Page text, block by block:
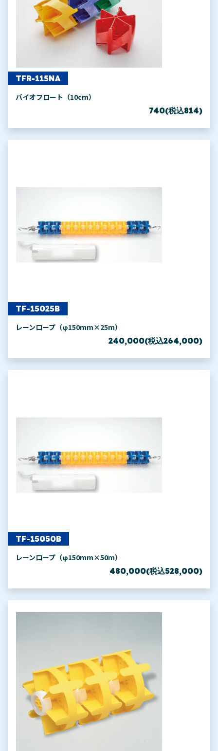
TFR-115NA
バイオフロート（10cm）
740(税込814)
TF-15025B
レーンロープ（φ150mm×25m）
240,000(税込264,000)
TF-15050B
レーンロープ（φ150mm×50m）
480,000(税込528,000)